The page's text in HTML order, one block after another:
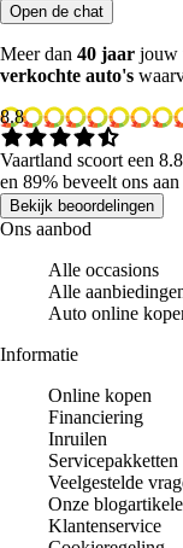
Open de chat
Meer dan 40 jaar jouw
verkochte auto's
8.8
Vaartland scoort een 8.8
en 89% beveelt ons aan
Bekijk beoordelingen
Ons aanbod
Alle occasions
Alle
Auto online
Informatie
Online kopen
Financiering
Inruilen
Servicepakketten
Veelgestelde
Onze
Klantenservice